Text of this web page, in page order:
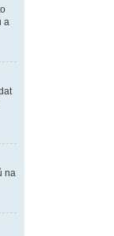
a
na